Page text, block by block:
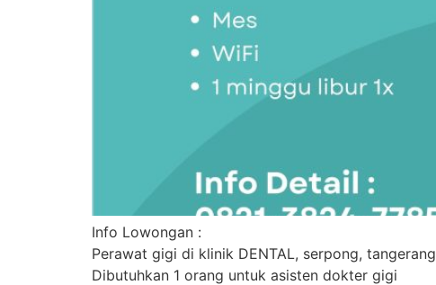
Info Lowongan :
Perawat gigi di klinik DENTAL, serpong, tangerang
Dibutuhkan 1 orang untuk asisten dokter gigi